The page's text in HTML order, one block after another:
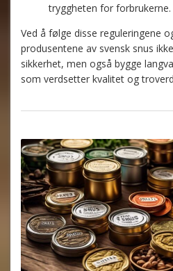
tryggheten for forbrukerne.
Ved å følge disse reguleringene
produsentene av svensk snus
sikkerhet, men også bygge
som verdsetter kvalitet og